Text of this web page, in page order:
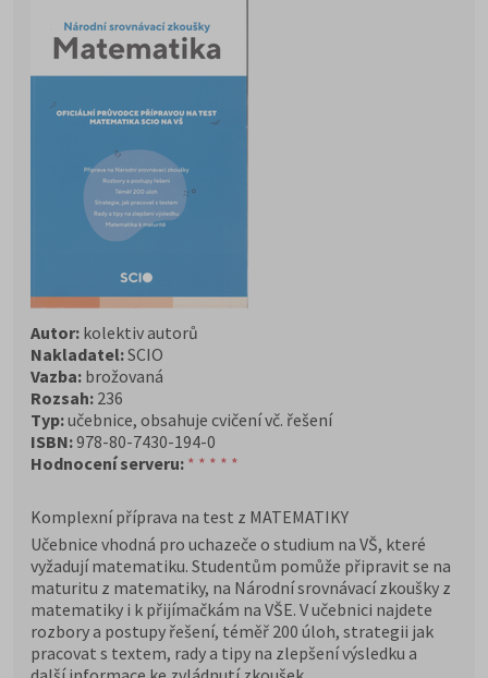
Autor: kolektiv autorů
Nakladatel:SCIO
Vazba: brožovaná
Rozsah: 236
Typ:učebnice, obsahuje cvičení vč. řešení
ISBN:978-80-7430-194-0
Hodnocení serveru: * * * * *
Komplexní příprava na test z MATEMATIKY
Učebnice vhodná pro uchazeče o studium na VŠ, které
vyžadují matematiku. Studentům pomůže připravit se na
maturitu z matematiky, na Národní srovnávací zkoušky z
matematiky i k přijímačkám na VŠE. V učebnici najdete
rozbory a postupy řešení, téměř 200 úloh, strategii jak
pracovat s textem, rady a tipy na zlepšení výsledku a